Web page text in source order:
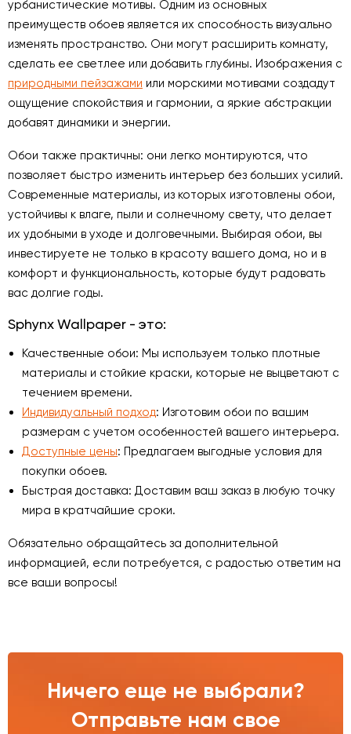
урбанистические мотивы. Одним из основных
преимуществ обоев является их способность визуально
изменять пространство. Они могут расширить комнату,
сделать ее светлее или добавить глубины. Изображения с
природными пейзажами или морскими мотивами создадут
ощущение спокойствия и гармонии, а яркие абстракции
добавят динамики и энергии.
Обои также практичны: они легко монтируются, что
позволяет быстро изменить интерьер без больших усилий.
Современные материалы, из которых изготовлены обои,
устойчивы к влаге, пыли и солнечному свету, что делает
их удобными в уходе и долговечными. Выбирая обои, вы
инвестируете не только в красоту вашего дома, но и в
комфорт и функциональность, которые будут радовать
вас долгие годы.
Sphynx Wallpaper - это:
Качественные обои: Мы используем только плотные
материалы и стойкие краски, которые не выцветают с
течением времени.
Индивидуальный подход: Изготовим обои по вашим
размерам с учетом особенностей вашего интерьера.
Доступные цены: Предлагаем выгодные условия для
покупки обоев.
Быстрая доставка: Доставим ваш заказ в любую точку
мира в кратчайшие сроки.
Обязательно обращайтесь за дополнительной
информацией, если потребуется, с радостью ответим на
все ваши вопросы!
Ничего еще не выбрали?
Отправьте нам свое